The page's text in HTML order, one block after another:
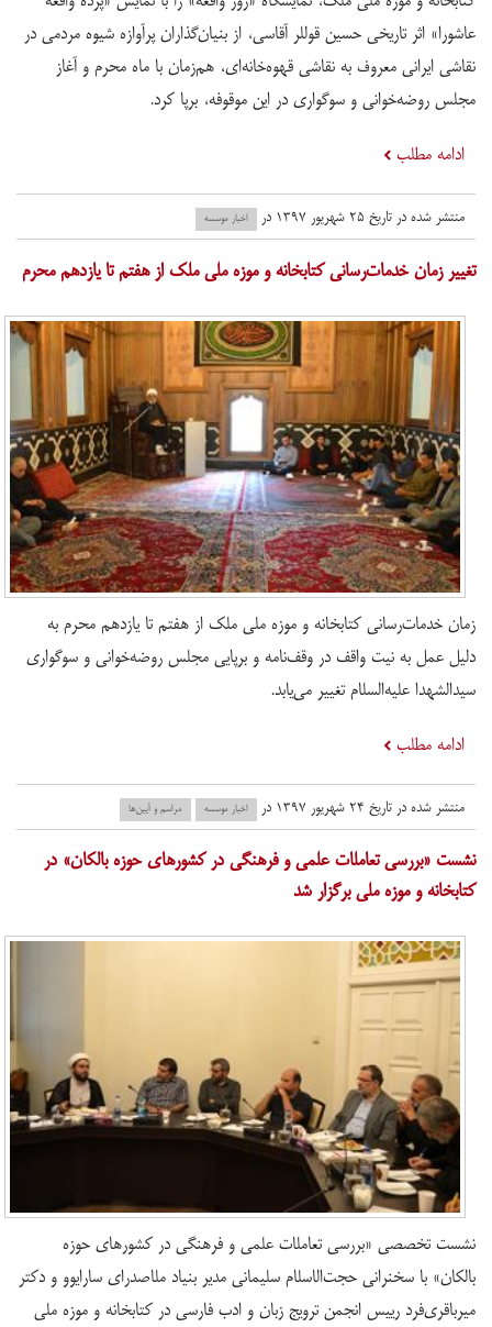
عاشورا» اثر تاریخی حسین قوللر آقاسی، از بنیان‌گذاران پرآوازه شیوه مردمی در
نقاشی ایرانی معروف به نقاشی قهوه‌خانه‌ای، هم‌زمان با ماه محرم و آغاز
مجلس روضه‌خوانی و سوگواری در این موقوفه، برپا کرد.
ادامه مطلب
منتشر شده در تاریخ ۲۵ شهریور ۱۳۹۷ در اخبار موسسه
​تغییر زمان خدمات‌رسانی کتابخانه و موزه ملی ملک از هفتم تا یازدهم محرم
زمان خدمات‌رسانی کتابخانه و موزه ملی ملک از هفتم تا یازدهم محرم به
دلیل عمل به نیت واقف در وقف‌نامه و برپایی مجلس روضه‌خوانی و سوگواری
سیدالشهدا علیه‌السلام تغییر می‌یابد.
ادامه مطلب
منتشر شده در تاریخ ۲۴ شهریور ۱۳۹۷ در اخبار موسسه مراسم و آیین‌ها
​نشست «بررسی تعاملات علمی و فرهنگی در کشورهای حوزه بالکان» در
کتابخانه و موزه ملی برگزار شد
نشست تخصصی «بررسی تعاملات علمی و فرهنگی در کشورهای حوزه
بالکان» با سخنرانی حجت‌الاسلام سلیمانی مدیر بنیاد ملاصدرای سارایوو و دکتر
میرباقری‌فرد رییس انجمن ترویج زبان و ادب فارسی در کتابخانه و موزه ملی